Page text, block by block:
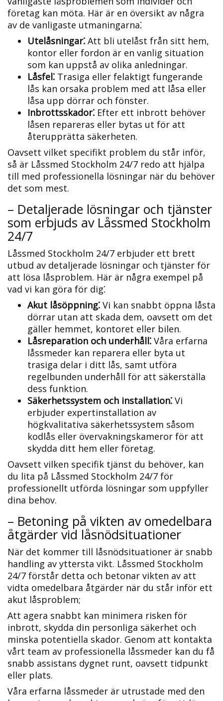
företag kan möta.​ Här är en översikt av några
av de vanligaste utmaningarna⁚
Utelåsningar⁚ Att bli utelåst från sitt hem,
kontor eller fordon är en vanlig situation
som kan uppstå av olika anledningar.​
Låsfel⁚ Trasiga eller felaktigt fungerande
lås kan orsaka problem med att låsa eller
låsa upp dörrar och fönster.
Inbrottsskador⁚ Efter ett inbrott behöver
låsen repareras eller bytas ut för att
återupprätta säkerheten.​
Oavsett vilket specifikt problem du står inför,
så är Låssmed Stockholm 24/7 redo att hjälpa
till med professionella lösningar när du behöver
det som mest.​
– Detaljerade lösningar och tjänster
som erbjuds av Låssmed Stockholm
24/7
Låssmed Stockholm 24/7 erbjuder ett brett
utbud av detaljerade lösningar och tjänster för
att lösa låsproblem.​ Här är några exempel på
vad vi kan göra för dig⁚
Akut låsöppning⁚ Vi kan snabbt öppna låsta
dörrar utan att skada dem, oavsett om det
gäller hemmet, kontoret eller bilen.​
Låsreparation och underhåll⁚ Våra erfarna
låssmeder kan reparera eller byta ut
trasiga delar i ditt lås, samt utföra
regelbunden underhåll för att säkerställa
dess funktion.​
Säkerhetssystem och installation⁚ Vi
erbjuder expertinstallation av
högkvalitativa säkerhetssystem såsom
kodlås eller övervakningskameror för att
skydda ditt hem eller företag.​
Oavsett vilken specifik tjänst du behöver, kan
du lita på Låssmed Stockholm 24/7 för
professionellt utförda lösningar som uppfyller
dina behov.​
– Betoning på vikten av omedelbara
åtgärder vid låsnödsituationer
När det kommer till låsnödsituationer är snabb
handling av yttersta vikt. Låssmed Stockholm
24/7 förstår detta och betonar vikten av att
vidta omedelbara åtgärder när du står inför ett
akut låsproblem;
Att agera snabbt kan minimera risken för
inbrott, skydda din personliga säkerhet och
minska potentiella skador.​ Genom att kontakta
vårt team av professionella låssmeder kan du få
snabb assistans dygnet runt, oavsett tidpunkt
eller plats.​
Våra erfarna låssmeder är utrustade med den